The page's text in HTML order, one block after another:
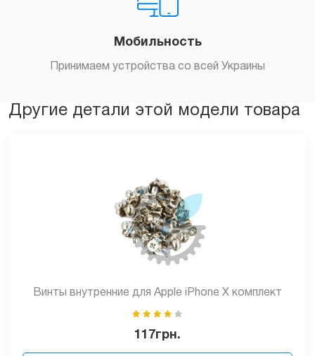
Мобильность
Принимаем устройства со всей Украины
Другие детали этой модели товара
Винты внутренние для Apple iPhone X комплект
117грн.